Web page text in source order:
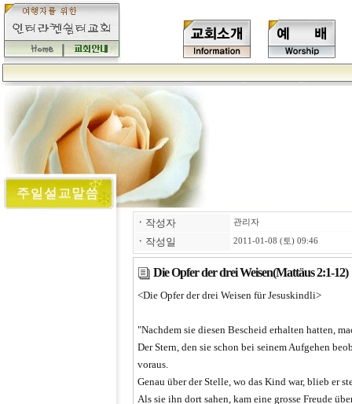
ㆍ 작성자 관리자
ㆍ 작성일 2011-01-08 (토) 09:46
Die Opfer der drei Weisen(Mattäus 2:1-12)
<Die Opfer der drei Weisen für Jesuskindli>
"Nachdem sie diesen Bescheid erhalten hatten,
Der Stern, den sie schon bei seinem Aufgehen
voraus.
Genau über der Stelle, wo das Kind war, blieb er
Als sie ihn dort sahen, kam eine grosse Freude